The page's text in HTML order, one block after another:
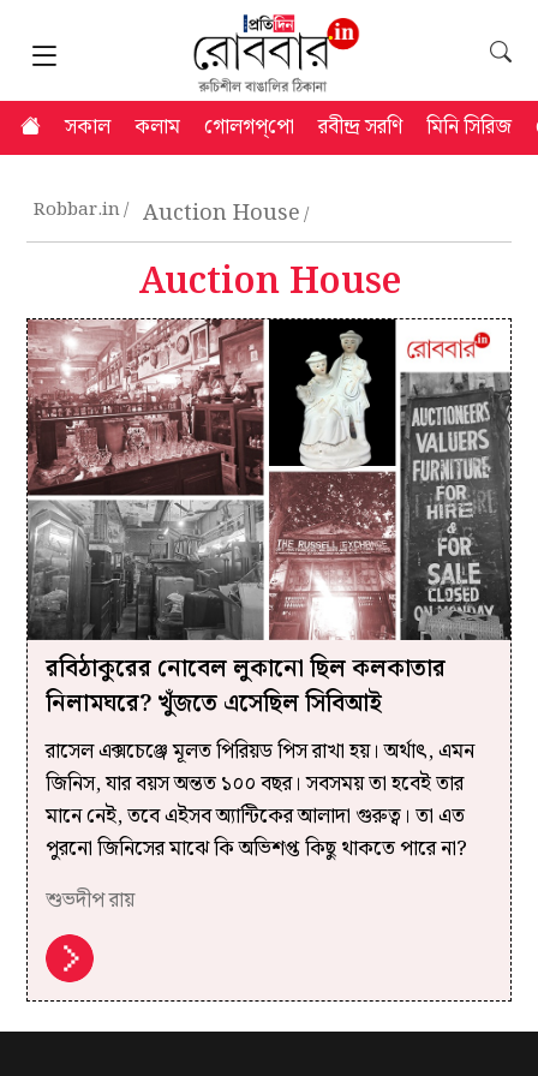
সকাল কলাম গোলগপ্‌পো রবীন্দ্র সরণি মিনি সিরিজ
Robbar.in Auction House
Auction House
রবিঠাকুরের নোবেল লুকানো ছিল কলকাতার
নিলামঘরে? খুঁজতে এসেছিল সিবিআই
রাসেল এক্সচেঞ্জে মূলত পিরিয়ড পিস রাখা হয়। অর্থাৎ, এমন
জিনিস, যার বয়স অন্তত ১০০ বছর। সবসময় তা হবেই তার
মানে নেই, তবে এইসব অ্যান্টিকের আলাদা গুরুত্ব। তা এত
পুরনো জিনিসের মাঝে কি অভিশপ্ত কিছু থাকতে পারে না?
শুভদীপ রায়